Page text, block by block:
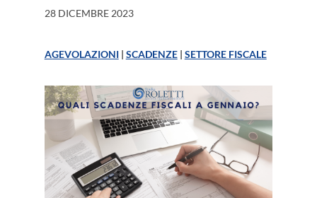
28 DICEMBRE 2023
AGEVOLAZIONI| SCADENZE| SETTORE FISCALE